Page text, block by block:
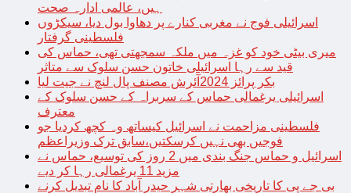
ہیں، عالمی ادارہ صحت
اسرائیلی فوج نے مغربی کنارے پر دھاوا بول دیا، سیکڑوں
فلسطینی گرفتار
میری بیٹی خود کو غزہ میں ملکہ سمجھتی تھی، حماس کی
قید سے رہا اسرائیلی خاتون حسن سلوک سے متاثر
بکر پرائز 2024آئرش مصنف پال لنچ نے جیت لیا
اسرائیلی یرغمالی حماس کے سربراہ کے حسن سلوک کے
معترف
فلسطینی مزاحمت نے اسرائیل کیساتھ وہ کچھ کردیا جو
فوجیں بھی نہیں کرسکتیں،سابق ترک وزیراعظم
اسرائیل و حماس جنگ بندی میں 2 روز کی توسیع، حماس نے
مزید 11 یرغمالی رہا کر دیے
بی جے پی کا تاریخی بھارتی شہر حیدر آباد کا نام تبدیل کرنے